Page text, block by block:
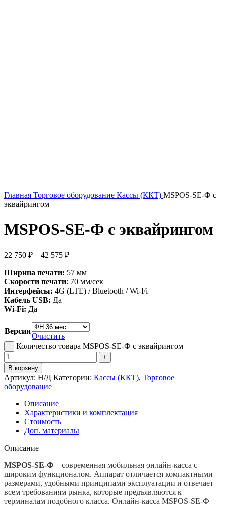
Главная Торговое оборудование Кассы (ККТ) MSPOS-SE-Ф с
эквайрингом
MSPOS-SE-Ф с эквайрингом
22 750 ₽ – 42 575 ₽
Ширина печати: 57 мм
Скорости печати: 70 мм/сек
Интерфейсы: 4G (LTE) / Bluetooth / Wi-Fi
Кабель USB: Да
Wi-Fi: Да
Версии
Очистить
Количество товара MSPOS-SE-Ф с эквайрингом
В корзину
Артикул: Н/Д Категории: Кассы (ККТ), Торговое
оборудование
Описание
Характеристики и комплектация
Стоимость
Доп. материалы
Описание
MSPOS-SE-Ф – современная мобильная онлайн-касса с
широким функционалом. Аппарат отличается компактными
размерами, удобными принципами эксплуатации и отвечает
всем требованиям рынка, которые предъявляются к
терминалам подобного класса. Онлайн-касса MSPOS-SE-Ф